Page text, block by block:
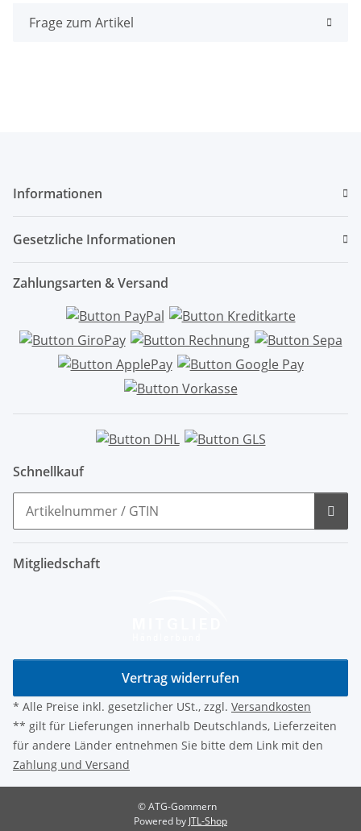
Frage zum Artikel
Informationen
Gesetzliche Informationen
Zahlungsarten & Versand
Schnellkauf
Mitgliedschaft
Vertrag widerrufen
* Alle Preise inkl. gesetzlicher USt., zzgl. Versandkosten
** gilt für Lieferungen innerhalb Deutschlands, Lieferzeiten
für andere Länder entnehmen Sie bitte dem Link mit den
Zahlung und Versand
© ATG-Gommern
Powered by JTL-Shop